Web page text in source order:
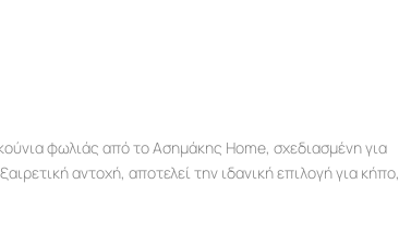
φωλιάς από το Ασημάκης Home, σχεδιασμένη για
αντοχή, αποτελεί την ιδανική επιλογή για κήπο,